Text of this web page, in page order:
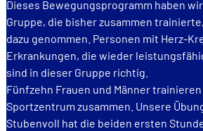
Dieses Bewegungsprogramm haben
Gruppe, die bisher zusammen
dazu genommen. Personen mit Herz-
Erkrankungen, die wieder
sind in dieser Gruppe richtig.
Fünfzehn Frauen und Männer
Sportzentrum zusammen. Unsere
Stubenvoll hat die beiden ersten